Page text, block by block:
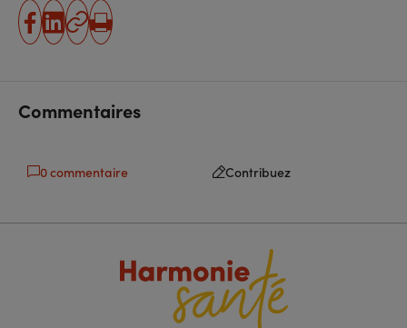
partager
partager
Copier
Imprimer
Commentaires
0 commentaire Contribuez